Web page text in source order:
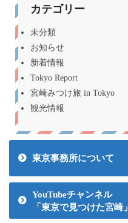
カテゴリー
未分類
お知らせ
新着情報
Tokyo Report
宮崎みつけ旅 in Tokyo
観光情報
東京事務所について
YouTubeチャンネル
「東京で見つけた宮崎」